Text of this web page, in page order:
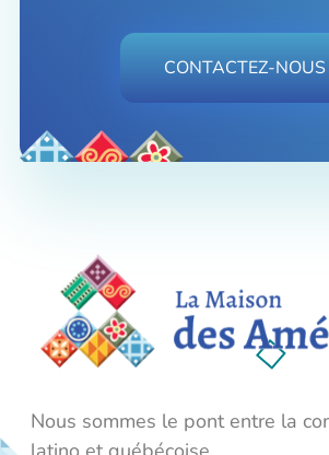
CONTACTEZ-NOUS
Nous sommes le pont entre la